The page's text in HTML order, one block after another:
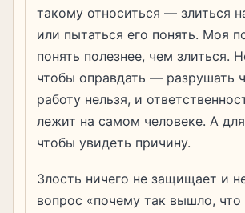
такому относиться — злиться
или пытаться его понять. Моя
понять полезнее, чем злиться.
чтобы оправдать — разрушать
работу нельзя, и
лежит на самом человеке. А
чтобы увидеть причину.
Злость ничего не защищает и
вопрос «почему так вышло, что